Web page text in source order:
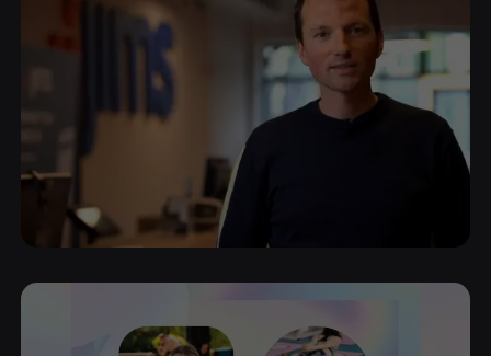
Voor (toekomstige) fitness professionals